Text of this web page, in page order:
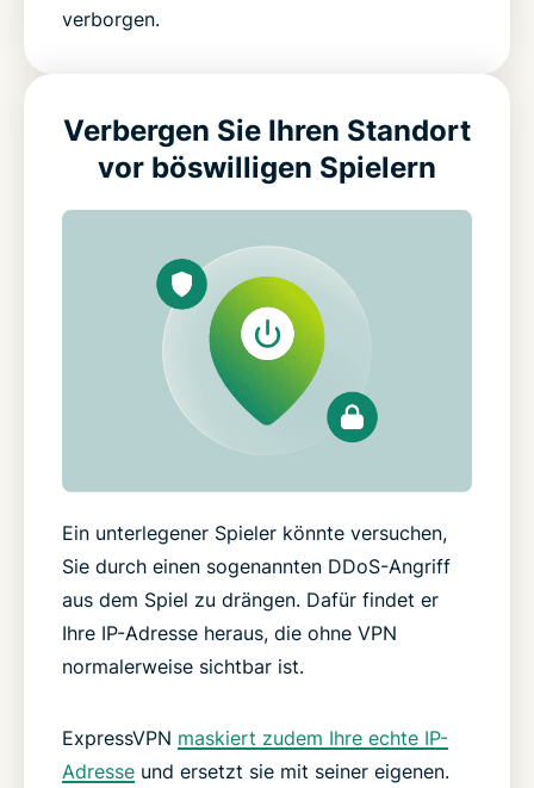
verborgen.
Verbergen Sie Ihren Standort
vor böswilligen Spielern
Ein unterlegener Spieler könnte versuchen,
Sie durch einen sogenannten DDoS-Angriff
aus dem Spiel zu drängen. Dafür findet er
Ihre IP-Adresse heraus, die ohne VPN
normalerweise sichtbar ist.
ExpressVPN maskiert zudem Ihre echte IP-
Adresse und ersetzt sie mit seiner eigenen.